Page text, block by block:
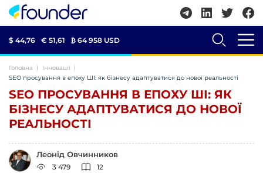
$ 44,76 € 51,61 ₿ 64 958 USD
Головна
Інновації
SEO просування в епоху ШІ: як бізнесу адаптуватися до нової реальності
SEO ПРОСУВАННЯ В ЕПОХУ ШІ: ЯК
БІЗНЕСУ АДАПТУВАТИСЯ ДО НОВОЇ
РЕАЛЬНОСТІ
Леонід Овчинников
3 479 12